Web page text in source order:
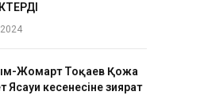
Жомарт Тоқаев Қожа
Ясауи кесенесіне зиярат